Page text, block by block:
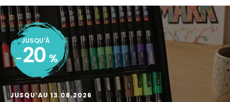
JUSQU'À
- 20 %
JUSQU’AU 13.08.2026